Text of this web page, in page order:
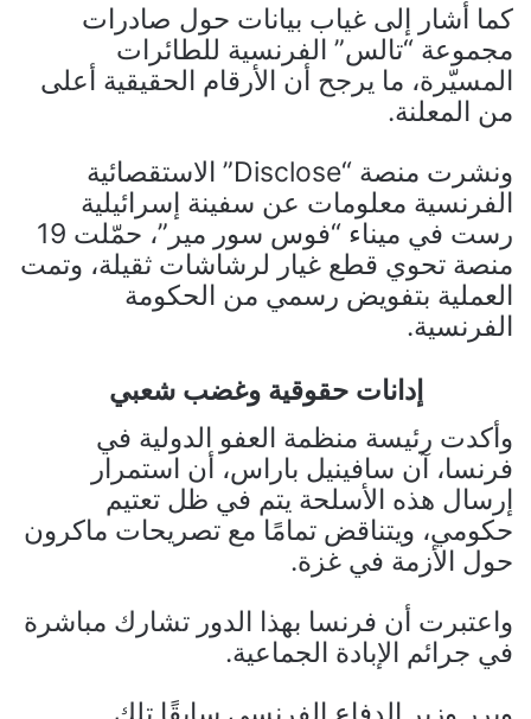
كما أشار إلى غياب بيانات حول صادرات
مجموعة “تالس” الفرنسية للطائرات
المسيّرة، ما يرجح أن الأرقام الحقيقية أعلى
من المعلنة.
ونشرت منصة “Disclose” الاستقصائية
الفرنسية معلومات عن سفينة إسرائيلية
رست في ميناء “فوس سور مير”، حمّلت 19
منصة تحوي قطع غيار لرشاشات ثقيلة، وتمت
العملية بتفويض رسمي من الحكومة
الفرنسية.
إدانات حقوقية وغضب شعبي
وأكدت رئيسة منظمة العفو الدولية في
فرنسا، آن سافينيل باراس، أن استمرار
إرسال هذه الأسلحة يتم في ظل تعتيم
حكومي، ويتناقض تمامًا مع تصريحات ماكرون
حول الأزمة في غزة.
واعتبرت أن فرنسا بهذا الدور تشارك مباشرة
في جرائم الإبادة الجماعية.